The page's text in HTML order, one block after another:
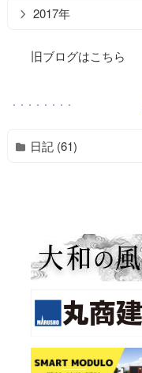
2017年
旧ブログはこちら
日記 (61)